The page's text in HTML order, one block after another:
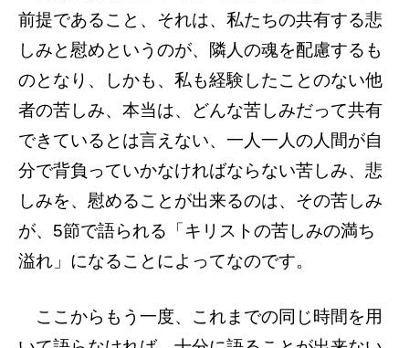
前提であること、それは、私たちの共有する悲
しみと慰めというのが、隣人の魂を配慮するも
のとなり、しかも、私も経験したことのない他
者の苦しみ、本当は、どんな苦しみだって共有
できているとは言えない、一人一人の人間が自
分で背負っていかなければならない苦しみ、悲
しみを、慰めることが出来るのは、その苦しみ
が、5節で語られる「キリストの苦しみの満ち
溢れ」になることによってなのです。
ここからもう一度、これまでの同じ時間を用